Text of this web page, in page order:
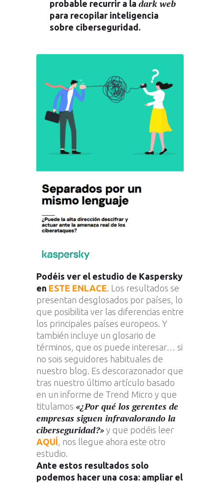
probable recurrir a la dark web
para recopilar inteligencia
sobre ciberseguridad.
Podéis ver el estudio de Kaspersky
en ESTE ENLACE . Los resultados se
presentan desglosados por países, lo
que posibilita ver las diferencias entre
los principales países europeos. Y
también incluye un glosario de
términos, que os puede interesar… si
no sois seguidores habituales de
nuestro blog. Es descorazonador que
tras nuestro último artículo basado
en un informe de Trend Micro y que
titulamos «¿Por qué los gerentes de
empresas siguen infravalorando la
ciberseguridad?» y que podéis leer
AQUÍ , nos llegue ahora este otro
estudio.
Ante estos resultados solo
podemos hacer una cosa: ampliar el